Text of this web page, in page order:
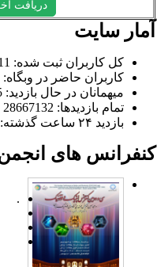
دریافت
سایت
کل کاربران ثبت شده: 2011 کاربر
کاربران حاضر در وبگاه: 0 کاربر
میهمانان در حال بازدید: 255 کاربر
تمام بازدید‌ها: 28667132 بازدید
بازدید ۲۴ ساعت گذشته: 28754 بازدید
های انجمن
.